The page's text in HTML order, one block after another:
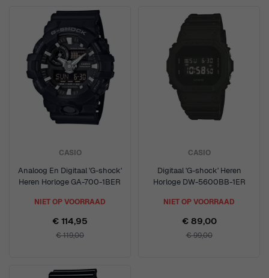
CASIO
Analoog En Digitaal 'G-shock'
Heren Horloge GA-700-1BER
NIET OP VOORRAAD
€ 114,95
€ 119,00
CASIO
Digitaal 'G-shock' Heren
Horloge DW-5600BB-1ER
NIET OP VOORRAAD
€ 89,00
€ 99,00